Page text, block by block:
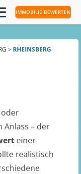
IMMOBILIE BEWERTEN
> RHEINSBERG
oder
Anlass – der
einer
realistisch